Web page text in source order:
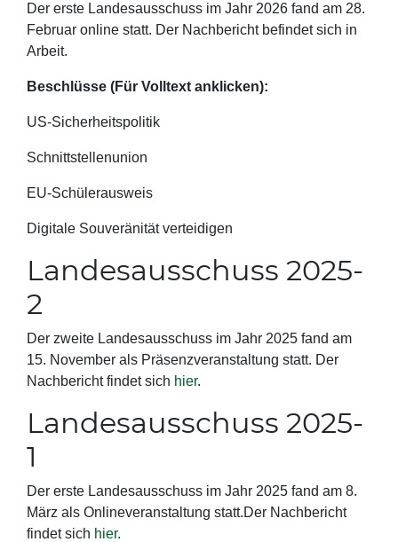
Der erste Landesausschuss im Jahr 2026 fand am 28.
Februar online statt. Der Nachbericht befindet sich in
Arbeit.
Beschlüsse (Für Volltext anklicken):
US-Sicherheitspolitik
Schnittstellenunion
EU-Schülerausweis
Digitale Souveränität verteidigen
Landesausschuss 2025-
2
Der zweite Landesausschuss im Jahr 2025 fand am
15. November als Präsenzveranstaltung statt. Der
Nachbericht findet sich hier.
Landesausschuss 2025-
1
Der erste Landesausschuss im Jahr 2025 fand am 8.
März als Onlineveranstaltung statt.Der Nachbericht
findet sich hier.